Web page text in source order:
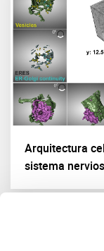
Arquitectura
sistema